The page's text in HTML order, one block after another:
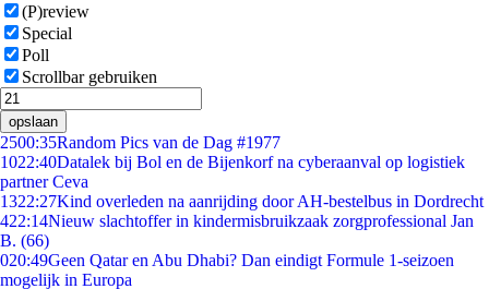
(P)review
Special
Poll
Scrollbar gebruiken
opslaan
2500:35Random Pics van de Dag #1977
1022:40Datalek bij Bol en de Bijenkorf na cyberaanval op logistiek
partner Ceva
1322:27Kind overleden na aanrijding door AH-bestelbus in Dordrecht
422:14Nieuw slachtoffer in kindermisbruikzaak zorgprofessional Jan
B. (66)
020:49Geen Qatar en Abu Dhabi? Dan eindigt Formule 1-seizoen
mogelijk in Europa